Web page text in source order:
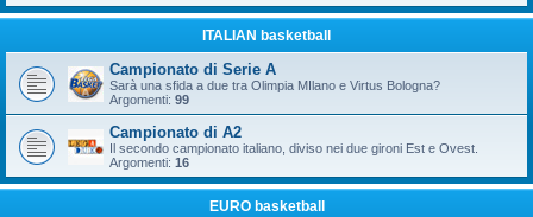
ITALIAN basketball
Campionato di Serie A
Sarà una sfida a due tra Olimpia MIlano e Virtus Bologna?
Argomenti: 99
Campionato di A2
Il secondo campionato italiano, diviso nei due gironi Est e Ovest.
Argomenti: 16
EURO basketball